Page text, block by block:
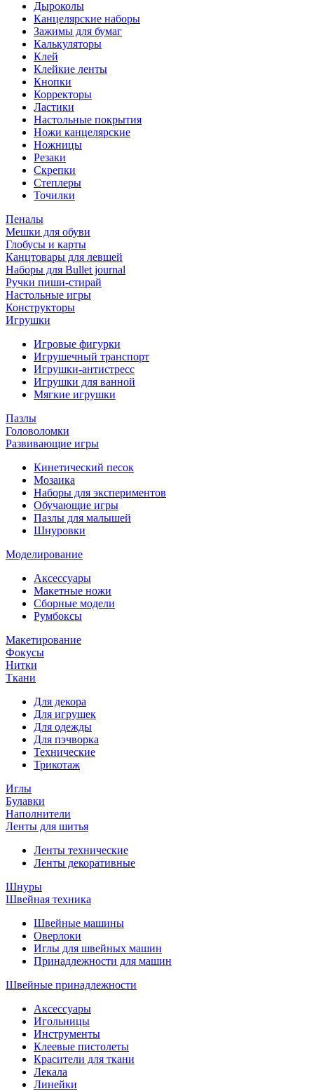
Дыроколы
Канцелярские наборы
Зажимы для бумаг
Калькуляторы
Клей
Клейкие ленты
Кнопки
Корректоры
Ластики
Настольные покрытия
Ножи канцелярские
Ножницы
Резаки
Скрепки
Степлеры
Точилки
Пеналы
Мешки для обуви
Глобусы и карты
Канцтовары для левшей
Наборы для Bullet journal
Ручки пиши-стирай
Настольные игры
Конструкторы
Игрушки
Игровые фигурки
Игрушечный транспорт
Игрушки-антистресс
Игрушки для ванной
Мягкие игрушки
Пазлы
Головоломки
Развивающие игры
Кинетический песок
Мозаика
Наборы для экспериментов
Обучающие игры
Пазлы для малышей
Шнуровки
Моделирование
Аксессуары
Макетные ножи
Сборные модели
Румбоксы
Макетирование
Фокусы
Нитки
Ткани
Для декора
Для игрушек
Для одежды
Для пэчворка
Технические
Трикотаж
Иглы
Булавки
Наполнители
Ленты для шитья
Ленты технические
Ленты декоративные
Шнуры
Швейная техника
Швейные машины
Оверлоки
Иглы для швейных машин
Принадлежности для машин
Швейные принадлежности
Аксессуары
Игольницы
Инструменты
Клеевые пистолеты
Красители для ткани
Лекала
Линейки